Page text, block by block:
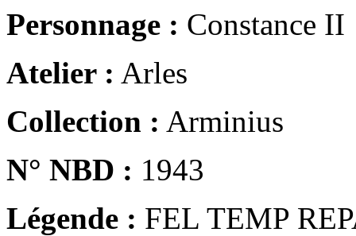
Personnage : Constance II
Atelier : Arles
Collection : Arminius
N° NBD : 1943
Légende : FEL TEMP